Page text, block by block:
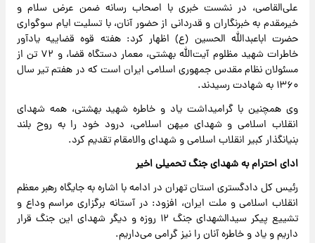
علی‌القاصی، در نشست خبری با اصحاب رسانه ضمن عرض سلام و
خیرمقدم به خبرنگاران و قدردانی از حضور آنان، با تسلیت ایام سوگواری
حضرت اباعبدالله الحسین (ع) اظهار کرد: هفته قوه قضاییه یادآور
خاطرات شهید مظلوم آیت‌الله بهشتی، معمار دستگاه قضا، و ۷۲ تن از
مسئولان نظام مقدس جمهوری اسلامی ایران است که در هفتم تیر سال
۱۳۶۰ به شهادت رسیدند.
وی همچنین با گرامیداشت یاد و خاطره شهید بهشتی، همه شهدای
انقلاب اسلامی و شهدای میهن اسلامی، درود خود را به روح بلند
بنیانگذار کبیر انقلاب اسلامی و شهدای والامقام تقدیم کرد.
ادای احترام به شهدای جنگ تحمیلی اخیر
رئیس کل دادگستری استان تهران در ادامه با اشاره به جایگاه رهبر معظم
انقلاب اسلامی و ملت ایران، افزود: در آستانه برگزاری مراسم وداع و
تشییع پیکر سیدالشهدای جنگ ۱۲ روزه و دیگر شهدای این جنگ قرار
داریم و یاد و خاطره آنان را نیز گرامی می‌داریم.